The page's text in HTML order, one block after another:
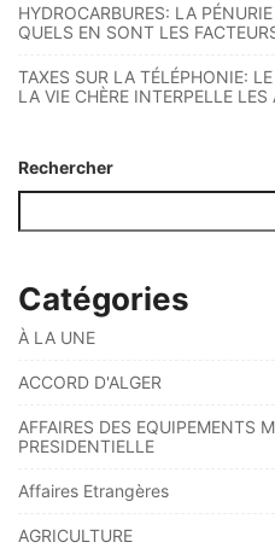
HYDROCARBURES: LA
QUELS EN SONT LES
TAXES SUR LA TÉLÉPHONIE:
LA VIE CHÈRE INTERPELLE LES
Rechercher
Catégories
À LA UNE
ACCORD D'ALGER
AFFAIRES DES EQUIPEMENTS
PRESIDENTIELLE
Affaires Etrangères
AGRICULTURE